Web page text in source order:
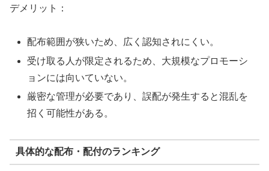
デメリット：
配布範囲が狭いため、広く認知されにくい。
受け取る人が限定されるため、大規模なプロモーシ
ョンには向いていない。
厳密な管理が必要であり、誤配が発生すると混乱を
招く可能性がある。
具体的な配布・配付のランキング